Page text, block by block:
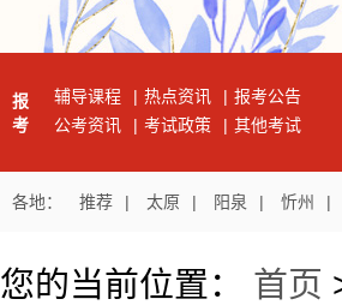
报
考
辅导课程 | 热点资讯 | 报考公告
公考资讯
| 考试政策 | 其他考试
各地： 推荐 | 太原 | 阳泉 | 忻州 |
您的当前位置： 首页